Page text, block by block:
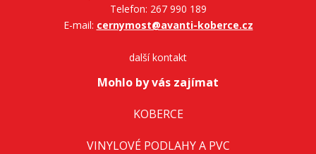
Telefon: 267 990 189
E-mail: cernymost@avanti-koberce.cz
další kontakt
Mohlo by vás zajímat
KOBERCE
VINYLOVÉ PODLAHY A PVC